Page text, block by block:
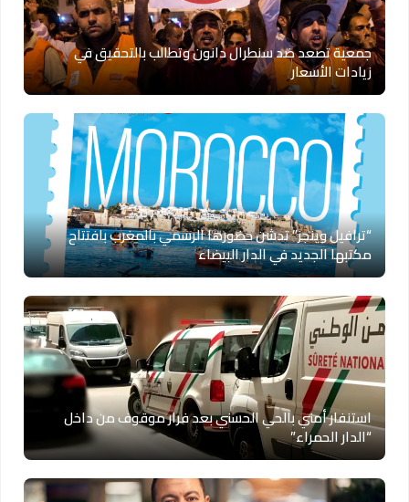
جمعية تصعد ضد سنطرال دانون وتطالب بالتحقيق في
زيادات الأسعار
“ترافيل وينجز” تدشن حضورها الرسمي بالمغرب بافتتاح
مكتبها الجديد في الدار البيضاء
استنفار أمني بالحي الحسني بعد فرار موقوف من داخل
“الدار الحمراء”